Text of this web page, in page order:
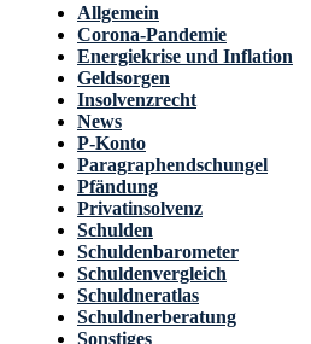
Allgemein
Corona-Pandemie
Energiekrise und Inflation
Geldsorgen
Insolvenzrecht
News
P-Konto
Paragraphendschungel
Pfändung
Privatinsolvenz
Schulden
Schuldenbarometer
Schuldenvergleich
Schuldneratlas
Schuldnerberatung
Sonstiges